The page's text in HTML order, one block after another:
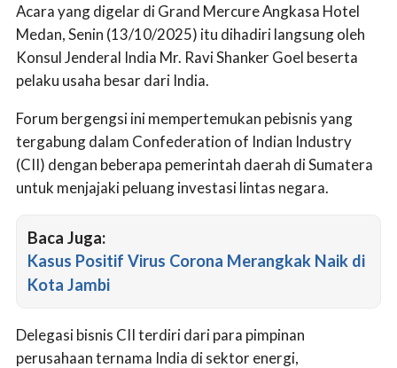
Acara yang digelar di Grand Mercure Angkasa Hotel
Medan, Senin (13/10/2025) itu dihadiri langsung oleh
Konsul Jenderal India Mr. Ravi Shanker Goel beserta
pelaku usaha besar dari India.
Forum bergengsi ini mempertemukan pebisnis yang
tergabung dalam Confederation of Indian Industry
(CII) dengan beberapa pemerintah daerah di Sumatera
untuk menjajaki peluang investasi lintas negara.
Baca Juga:
Kasus Positif Virus Corona Merangkak Naik di
Kota Jambi
Delegasi bisnis CII terdiri dari para pimpinan
perusahaan ternama India di sektor energi,